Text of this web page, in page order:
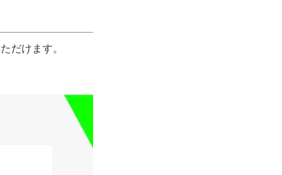
だけます。